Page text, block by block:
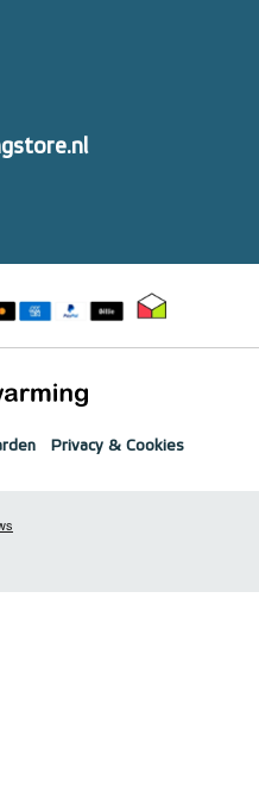
Privacy & Cookies